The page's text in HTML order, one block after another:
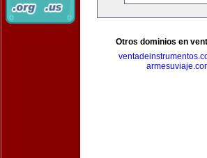
Otros dominios en